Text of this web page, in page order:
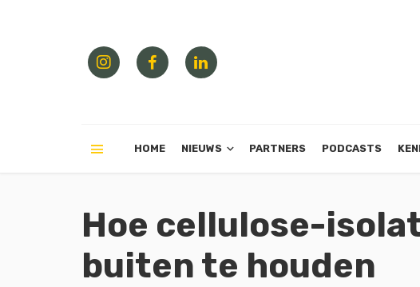
HOME NIEUWS PARTNERS PODCASTS
Hoe cellulose-
buiten te houden